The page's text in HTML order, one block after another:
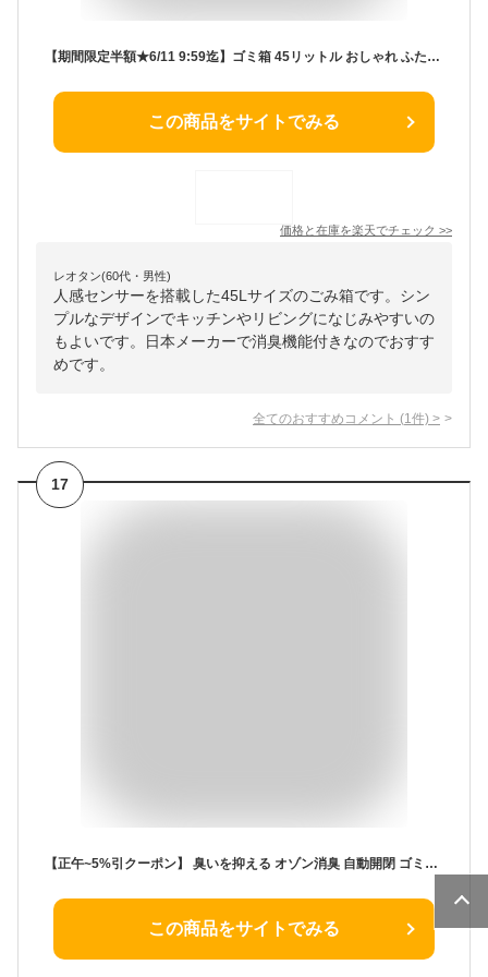
【期間限定半額★6/11 9:59迄】ゴミ箱 45リットル おしゃれ ふた付きゴミ箱 おむつ 自動開閉 センサー対応 ステンレス 人感センサー付きゴミ箱 生ゴミ ごみばこ ダストボックス 大きい くずかご 消臭機能 縦型 キッチン 45L リビング ダイニング 洗面所 日本メーカー 1年保証
この商品をサイトでみる
価格と在庫を楽天でチェック >>
レオタン(60代・男性)
人感センサーを搭載した45Lサイズのごみ箱です。シン
プルなデザインでキッチンやリビングになじみやすいの
もよいです。日本メーカーで消臭機能付きなのでおすす
めです。
全てのおすすめコメント (1 件) >
17
【正午~5%引クーポン】 臭いを抑える オゾン消臭 自動開閉 ゴミ箱 45リットル 自動開閉式ゴミ箱 自動 センサー ダストボックス ごみ箱 ふた付き スリム センサー キッチン 臭い 漏れ ない コンパクト 縦型 中身 見えない 45L 電動
この商品をサイトでみる